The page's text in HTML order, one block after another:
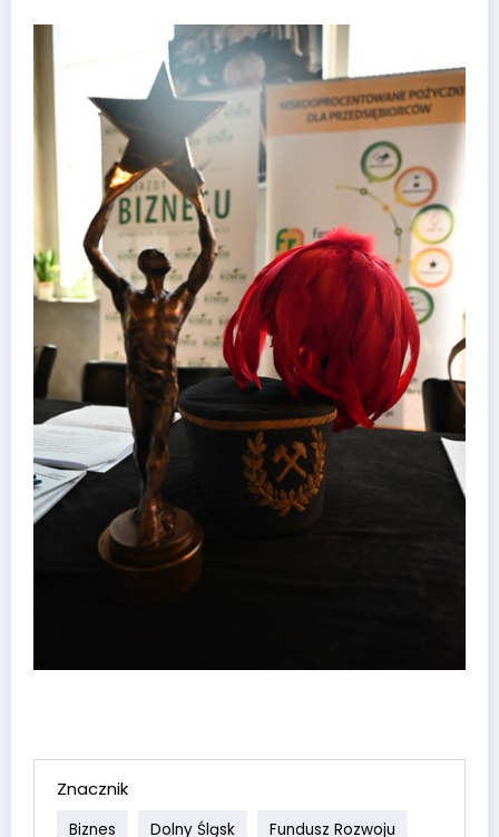
Znacznik
Biznes Dolny Śląsk Fundusz Rozwoju